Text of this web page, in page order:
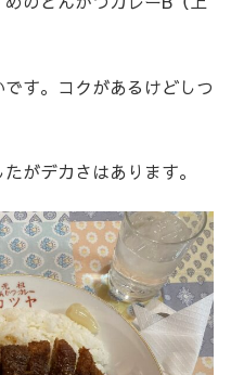
す。コクがあるけどしつ
がデカさはあります。